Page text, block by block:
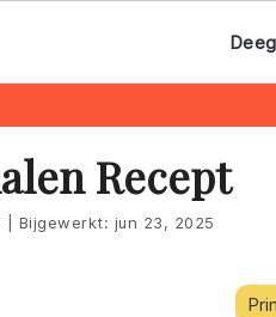
Recept
Bijgewerkt: jun 23, 2025